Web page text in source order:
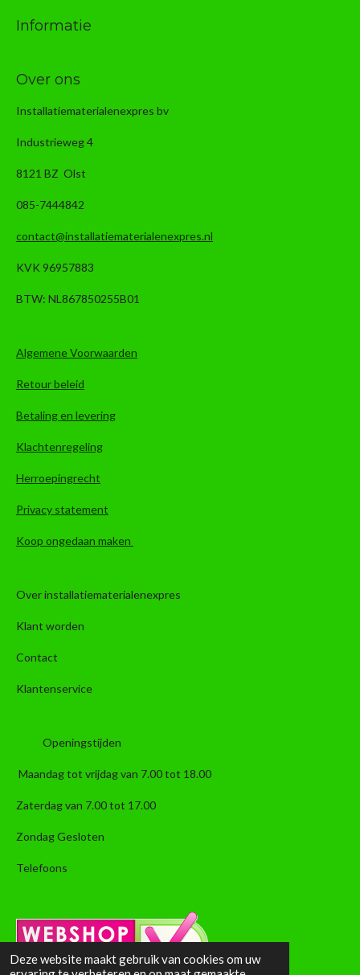
Deze website maakt gebruik van cookies om uw
Informatie
Over ons
Installatiematerialenexpres bv
Industrieweg 4
8121 BZ Olst
085-7444842
contact@installatiematerialenexpres.nl
KVK 96957883
BTW: NL867850255B01
Algemene Voorwaarden
Retour beleid
Betaling en levering
Klachtenregeling
Herroepingrecht
Privacy statement
Koop ongedaan maken
Over installatiematerialenexpres
Klant worden
Contact
Klantenservice
Openingstijden
Maandag tot vrijdag van 7.00 tot 18.00
Zaterdag van 7.00 tot 17.00
Zondag Gesloten
Telefoons